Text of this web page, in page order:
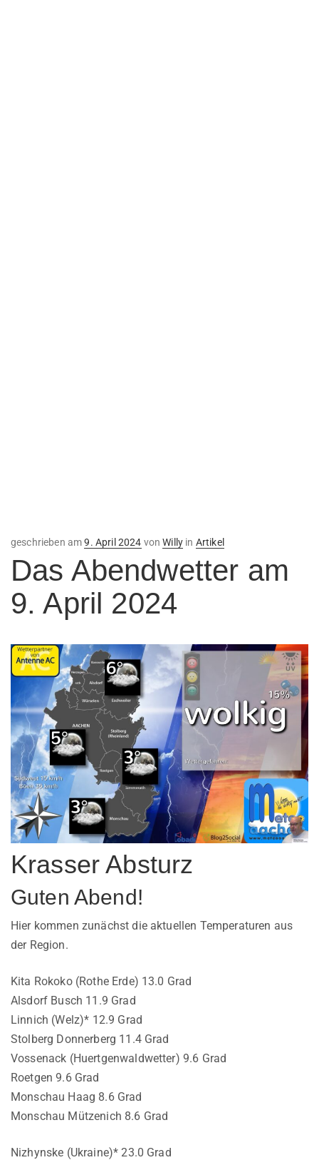
geschrieben amVeröffentlicht
am
9. April 2024 vonWilly in Artikel
Das Abendwetter am
9. April 2024
Krasser Absturz
Guten Abend!
Hier kommen zunächst die aktuellen Temperaturen aus
der Region.
Kita Rokoko (Rothe Erde) 13.0 Grad
Alsdorf Busch 11.9 Grad
Linnich (Welz)* 12.9 Grad
Stolberg Donnerberg 11.4 Grad
Vossenack (Huertgenwaldwetter) 9.6 Grad
Roetgen 9.6 Grad
Monschau Haag 8.6 Grad
Monschau Mützenich 8.6 Grad
Nizhynske (Ukraine)* 23.0 Grad